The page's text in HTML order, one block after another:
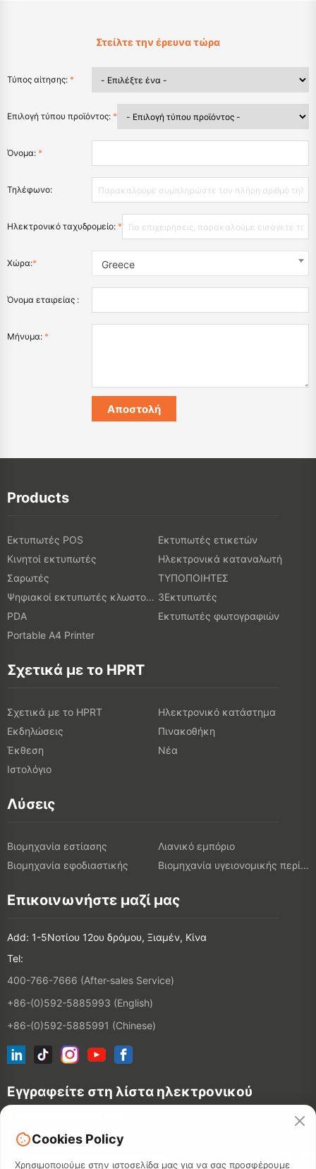
Στείλτε την έρευνα τώρα
Τύπος αίτησης: *
Επιλογή τύπου προϊόντος: *
Όνομα: *
Τηλέφωνο:
Ηλεκτρονικό ταχυδρομείο: *
Χώρα:* Greece
Όνομα εταιρείας :
Μήνυμα: *
Products
Εκτυπωτές POS
Εκτυπωτές ετικετών
Κινητοί εκτυπωτές
Ηλεκτρονικά καταναλωτή
Σαρωτές
ΤΥΠΟΠΟΙΗΤΕΣ
Ψηφιακοί εκτυπωτές κλωστοϋφαντουργικών προϊόντων 3Εκτυπωτές
PDA
Εκτυπωτές φωτογραφιών
Portable A4 Printer
Σχετικά με το HPRT
Σχετικά με το HPRT
Ηλεκτρονικό κατάστημα
Εκδηλώσεις
Πινακοθήκη
Έκθεση
Νέα
Ιστολόγιο
Λύσεις
Βιομηχανία εστίασης
Λιανικό εμπόριο
Βιομηχανία εφοδιαστικής
Βιομηχανία υγειονομικής περίθαλψης
Επικοινωνήστε μαζί μας
Add: 1-5Νοτίου 12ου δρόμου, Ξιαμέν, Κίνα
Tel:
400-766-7666 (After-sales Service)
+86-(0)592-5885993 (English)
+86-(0)592-5885991 (Chinese)
Εγγραφείτε στη λίστα ηλεκτρονικού
Cookies Policy
Χρησιμοποιούμε στην ιστοσελίδα μας για να σας προσφέρουμε